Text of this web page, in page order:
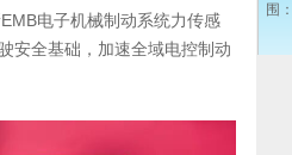
电子机械制动系统力传感
安全基础，加速全域电控制动
围